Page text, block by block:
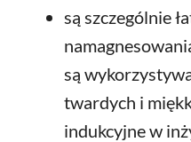
są szczególnie
są
twardych i
indukcyjne w